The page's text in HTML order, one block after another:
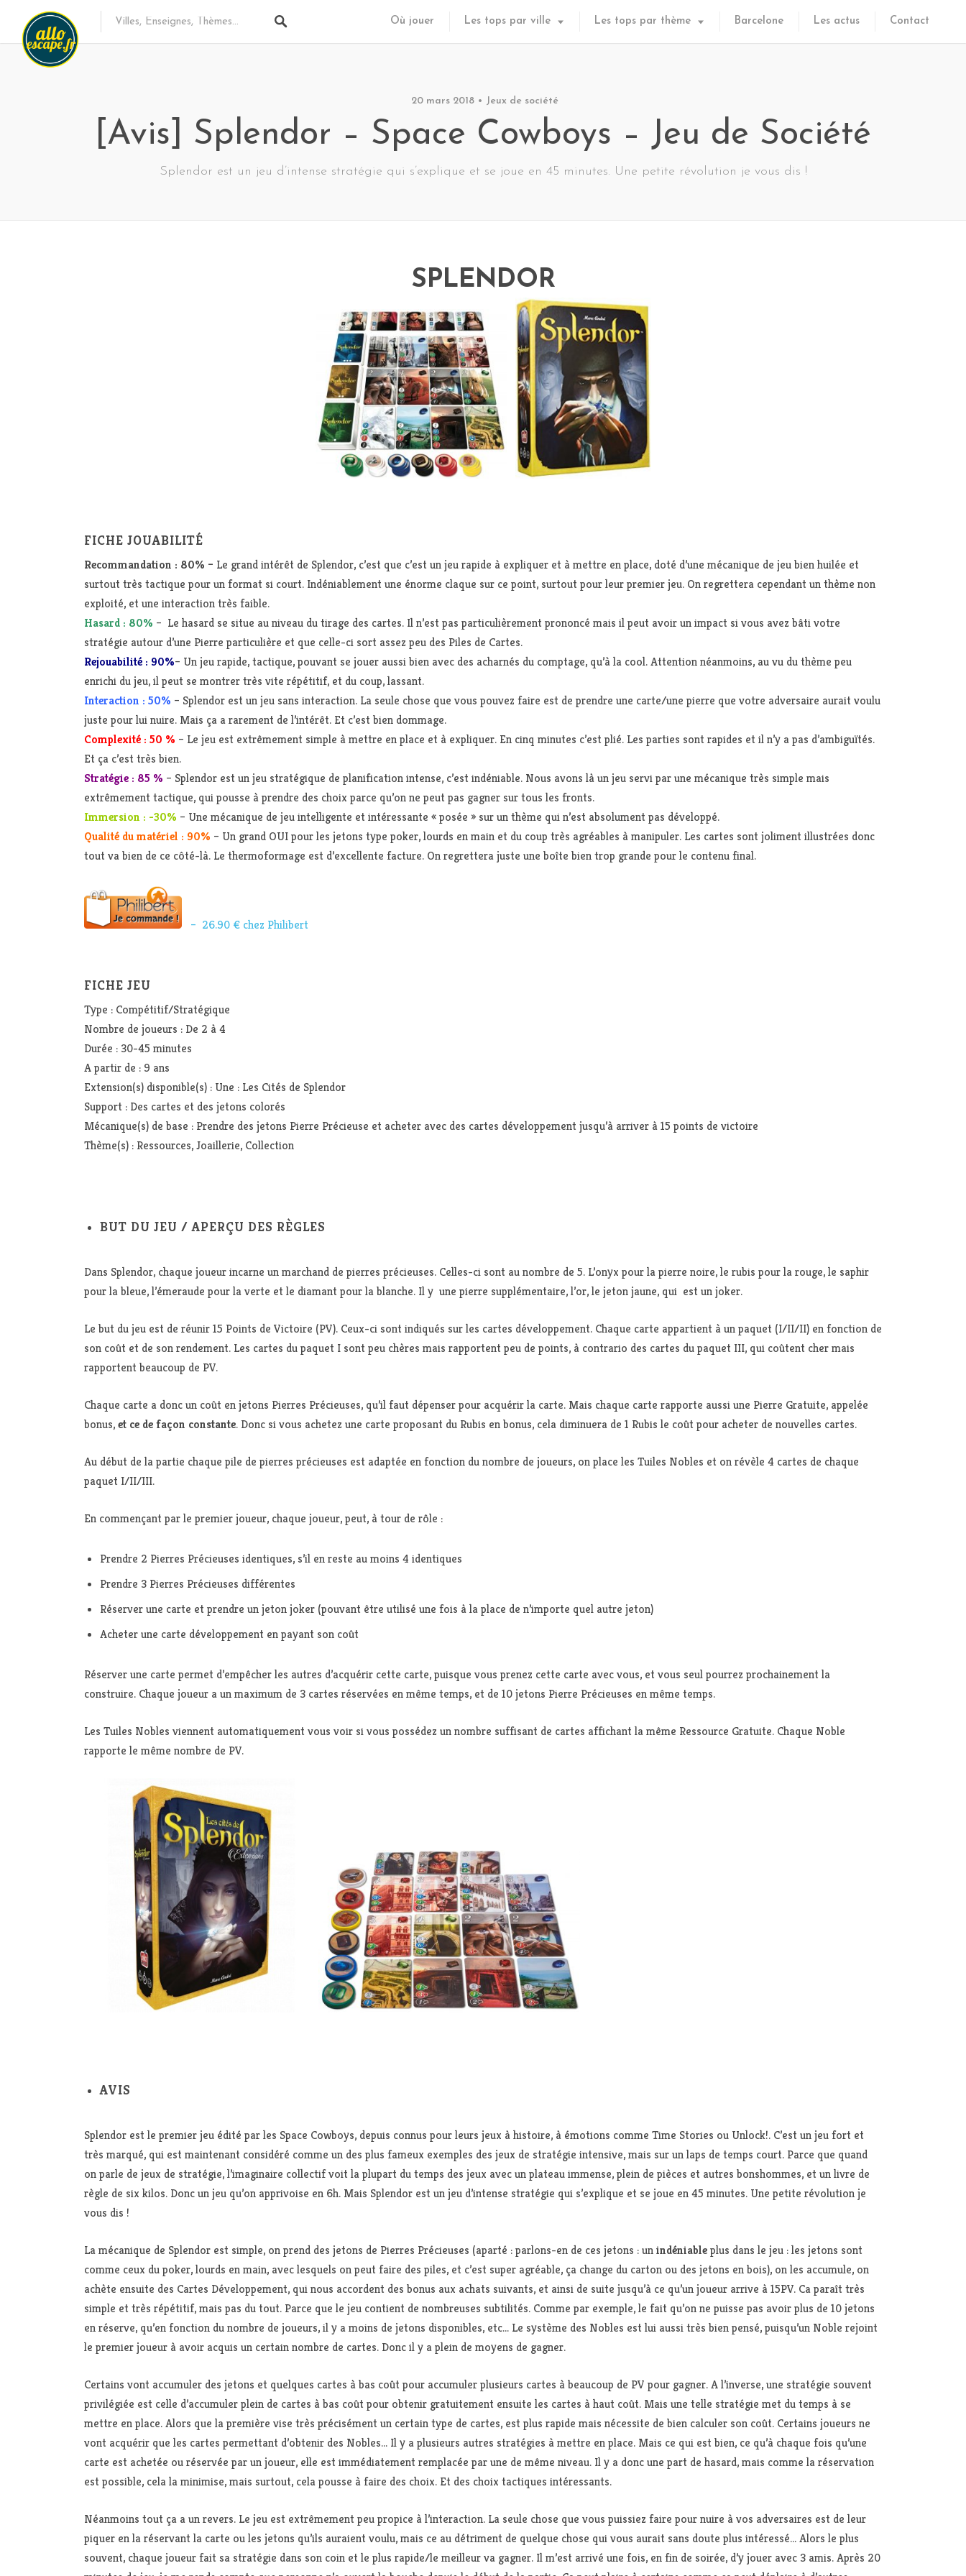
Où jouer Les tops par ville Les tops par thème Barcelone Les actus Contact
20 mars 2018 Jeux de société
[Avis] Splendor – Space Cowboys – Jeu de Société
Splendor est un jeu d’intense stratégie qui s’explique et se joue en 45 minutes. Une petite révolution je vous dis !
SPLENDOR
FICHE JOUABILITÉ
Recommandation : 80% – Le grand intérêt de Splendor, c’est que c’est un jeu rapide à expliquer et à mettre en place, doté d’une mécanique de jeu bien huilée et
surtout très tactique pour un format si court. Indéniablement une énorme claque sur ce point, surtout pour leur premier jeu. On regrettera cependant un thème non
exploité, et une interaction très faible.
Hasard : 80% – Le hasard se situe au niveau du tirage des cartes. Il n’est pas particulièrement prononcé mais il peut avoir un impact si vous avez bâti votre
stratégie autour d’une Pierre particulière et que celle-ci sort assez peu des Piles de Cartes.
Rejouabilité : 90%– Un jeu rapide, tactique, pouvant se jouer aussi bien avec des acharnés du comptage, qu’à la cool. Attention néanmoins, au vu du thème peu
enrichi du jeu, il peut se montrer très vite répétitif, et du coup, lassant.
Interaction : 50% – Splendor est un jeu sans interaction. La seule chose que vous pouvez faire est de prendre une carte/une pierre que votre adversaire aurait voulu
juste pour lui nuire. Mais ça a rarement de l’intérêt. Et c’est bien dommage.
Complexité : 50 % – Le jeu est extrêmement simple à mettre en place et à expliquer. En cinq minutes c’est plié. Les parties sont rapides et il n’y a pas d’ambiguïtés.
Et ça c’est très bien.
Stratégie : 85 % – Splendor est un jeu stratégique de planification intense, c’est indéniable. Nous avons là un jeu servi par une mécanique très simple mais
extrêmement tactique, qui pousse à prendre des choix parce qu’on ne peut pas gagner sur tous les fronts.
Immersion : -30% – Une mécanique de jeu intelligente et intéressante « posée » sur un thème qui n’est absolument pas développé.
Qualité du matériel : 90% – Un grand OUI pour les jetons type poker, lourds en main et du coup très agréables à manipuler. Les cartes sont joliment illustrées donc
tout va bien de ce côté-là. Le thermoformage est d’excellente facture. On regrettera juste une boîte bien trop grande pour le contenu final.
– 26.90 € chez Philibert
FICHE JEU
Type : Compétitif/Stratégique
Nombre de joueurs : De 2 à 4
Durée : 30-45 minutes
A partir de : 9 ans
Extension(s) disponible(s) : Une : Les Cités de Splendor
Support : Des cartes et des jetons colorés
Mécanique(s) de base : Prendre des jetons Pierre Précieuse et acheter avec des cartes développement jusqu’à arriver à 15 points de victoire
Thème(s) : Ressources, Joaillerie, Collection
BUT DU JEU / APERÇU DES RÈGLES
Dans Splendor, chaque joueur incarne un marchand de pierres précieuses. Celles-ci sont au nombre de 5. L’onyx pour la pierre noire, le rubis pour la rouge, le saphir
pour la bleue, l’émeraude pour la verte et le diamant pour la blanche. Il y une pierre supplémentaire, l’or, le jeton jaune, qui est un joker.
Le but du jeu est de réunir 15 Points de Victoire (PV). Ceux-ci sont indiqués sur les cartes développement. Chaque carte appartient à un paquet (I/II/II) en fonction de
son coût et de son rendement. Les cartes du paquet I sont peu chères mais rapportent peu de points, à contrario des cartes du paquet III, qui coûtent cher mais
rapportent beaucoup de PV.
Chaque carte a donc un coût en jetons Pierres Précieuses, qu’il faut dépenser pour acquérir la carte. Mais chaque carte rapporte aussi une Pierre Gratuite, appelée
bonus,et ce de façon constante. Donc si vous achetez une carte proposant du Rubis en bonus, cela diminuera de 1 Rubis le coût pour acheter de nouvelles cartes.
Au début de la partie chaque pile de pierres précieuses est adaptée en fonction du nombre de joueurs, on place les Tuiles Nobles et on révèle 4 cartes de chaque
paquet I/II/III.
En commençant par le premier joueur, chaque joueur, peut, à tour de rôle :
Prendre 2 Pierres Précieuses identiques, s’il en reste au moins 4 identiques
Prendre 3 Pierres Précieuses différentes
Réserver une carte et prendre un jeton joker (pouvant être utilisé une fois à la place de n’importe quel autre jeton)
Acheter une carte développement en payant son coût
Réserver une carte permet d’empêcher les autres d’acquérir cette carte, puisque vous prenez cette carte avec vous, et vous seul pourrez prochainement la
construire. Chaque joueur a un maximum de 3 cartes réservées en même temps, et de 10 jetons Pierre Précieuses en même temps.
Les Tuiles Nobles viennent automatiquement vous voir si vous possédez un nombre suffisant de cartes affichant la même Ressource Gratuite. Chaque Noble
rapporte le même nombre de PV.
AVIS
Splendor est le premier jeu édité par les Space Cowboys, depuis connus pour leurs jeux à histoire, à émotions comme Time Stories ou Unlock!. C’est un jeu fort et
très marqué, qui est maintenant considéré comme un des plus fameux exemples des jeux de stratégie intensive, mais sur un laps de temps court. Parce que quand
on parle de jeux de stratégie, l’imaginaire collectif voit la plupart du temps des jeux avec un plateau immense, plein de pièces et autres bonshommes, et un livre de
règle de six kilos. Donc un jeu qu’on apprivoise en 6h. Mais Splendor est un jeu d’intense stratégie qui s’explique et se joue en 45 minutes. Une petite révolution je
vous dis !
La mécanique de Splendor est simple, on prend des jetons de Pierres Précieuses (aparté : parlons-en de ces jetons : unindéniableplus dans le jeu : les jetons sont
comme ceux du poker, lourds en main, avec lesquels on peut faire des piles, et c’est super agréable, ça change du carton ou des jetons en bois), on les accumule, on
achète ensuite des Cartes Développement, qui nous accordent des bonus aux achats suivants, et ainsi de suite jusqu’à ce qu’un joueur arrive à 15PV. Ca paraît très
simple et très répétitif, mais pas du tout. Parce que le jeu contient de nombreuses subtilités. Comme par exemple, le fait qu’on ne puisse pas avoir plus de 10 jetons
en réserve, qu’en fonction du nombre de joueurs, il y a moins de jetons disponibles, etc… Le système des Nobles est lui aussi très bien pensé, puisqu’un Noble rejoint
le premier joueur à avoir acquis un certain nombre de cartes. Donc il y a plein de moyens de gagner.
Certains vont accumuler des jetons et quelques cartes à bas coût pour accumuler plusieurs cartes à beaucoup de PV pour gagner. A l’inverse, une stratégie souvent
privilégiée est celle d’accumuler plein de cartes à bas coût pour obtenir gratuitement ensuite les cartes à haut coût. Mais une telle stratégie met du temps à se
mettre en place. Alors que la première vise très précisément un certain type de cartes, est plus rapide mais nécessite de bien calculer son coût. Certains joueurs ne
vont acquérir que les cartes permettant d’obtenir des Nobles… Il y a plusieurs autres stratégies à mettre en place. Mais ce qui est bien, ce qu’à chaque fois qu’une
carte est achetée ou réservée par un joueur, elle est immédiatement remplacée par une de même niveau. Il y a donc une part de hasard, mais comme la réservation
est possible, cela la minimise, mais surtout, cela pousse à faire des choix. Et des choix tactiques intéressants.
Néanmoins tout ça a un revers. Le jeu est extrêmement peu propice à l’interaction. La seule chose que vous puissiez faire pour nuire à vos adversaires est de leur
piquer en la réservant la carte ou les jetons qu’ils auraient voulu, mais ce au détriment de quelque chose qui vous aurait sans doute plus intéressé… Alors le plus
souvent, chaque joueur fait sa stratégie dans son coin et le plus rapide/le meilleur va gagner. Il m’est arrivé une fois, en fin de soirée, d’y jouer avec 3 amis. Après 20